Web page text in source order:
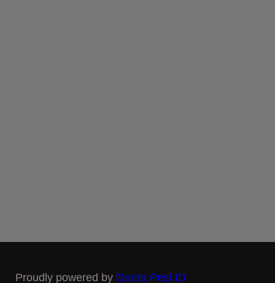
Proudly powered by Garda Pest ID